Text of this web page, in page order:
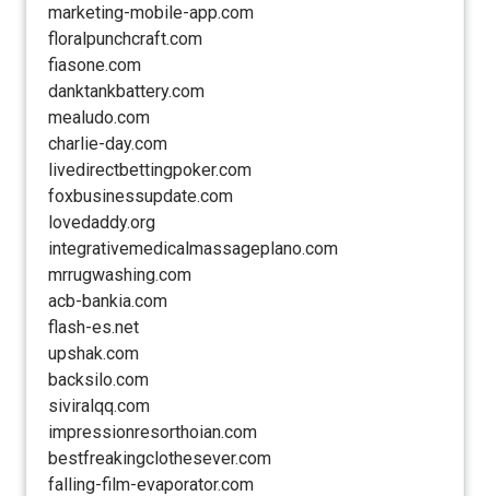
marketing-mobile-app.com
floralpunchcraft.com
fiasone.com
danktankbattery.com
mealudo.com
charlie-day.com
livedirectbettingpoker.com
foxbusinessupdate.com
lovedaddy.org
integrativemedicalmassageplano.com
mrrugwashing.com
acb-bankia.com
flash-es.net
upshak.com
backsilo.com
siviralqq.com
impressionresorthoian.com
bestfreakingclothesever.com
falling-film-evaporator.com